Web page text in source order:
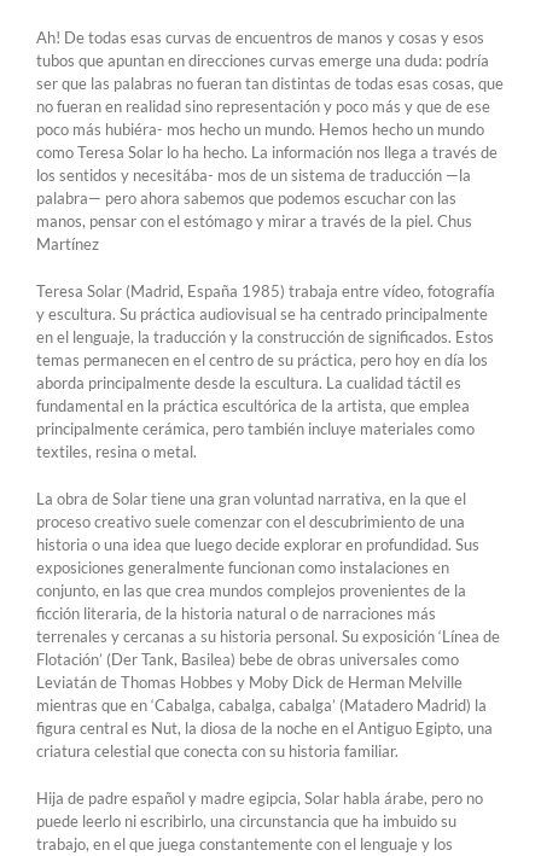
Ah! De todas esas curvas de encuentros de manos y cosas y esos
tubos que apuntan en direcciones curvas emerge una duda: podría
ser que las palabras no fueran tan distintas de todas esas cosas, que
no fueran en realidad sino representación y poco más y que de ese
poco más hubiéra- mos hecho un mundo. Hemos hecho un mundo
como Teresa Solar lo ha hecho. La información nos llega a través de
los sentidos y necesitába- mos de un sistema de traducción —la
palabra— pero ahora sabemos que podemos escuchar con las
manos, pensar con el estómago y mirar a través de la piel. Chus
Martínez
Teresa Solar (Madrid, España 1985) trabaja entre vídeo, fotografía
y escultura. Su práctica audiovisual se ha centrado principalmente
en el lenguaje, la traducción y la construcción de significados. Estos
temas permanecen en el centro de su práctica, pero hoy en día los
aborda principalmente desde la escultura. La cualidad táctil es
fundamental en la práctica escultórica de la artista, que emplea
principalmente cerámica, pero también incluye materiales como
textiles, resina o metal.
La obra de Solar tiene una gran voluntad narrativa, en la que el
proceso creativo suele comenzar con el descubrimiento de una
historia o una idea que luego decide explorar en profundidad. Sus
exposiciones generalmente funcionan como instalaciones en
conjunto, en las que crea mundos complejos provenientes de la
ficción literaria, de la historia natural o de narraciones más
terrenales y cercanas a su historia personal. Su exposición ‘Línea de
Flotación’ (Der Tank, Basilea) bebe de obras universales como
Leviatán de Thomas Hobbes y Moby Dick de Herman Melville
mientras que en ‘Cabalga, cabalga, cabalga’ (Matadero Madrid) la
figura central es Nut, la diosa de la noche en el Antiguo Egipto, una
criatura celestial que conecta con su historia familiar.
Hija de padre español y madre egipcia, Solar habla árabe, pero no
puede leerlo ni escribirlo, una circunstancia que ha imbuido su
trabajo, en el que juega constantemente con el lenguaje y los